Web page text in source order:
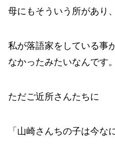
母にもそういう所があり、
私が落語家をしている事
なかったみたいなんです。
ただご近所さんたちに
「山崎さんちの子は今な